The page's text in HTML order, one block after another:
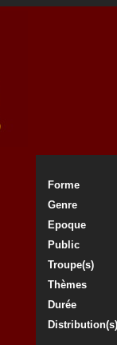
Forme
Genre
Epoque
Public
Troupe(s)
Thèmes
Durée
Distribution(s)